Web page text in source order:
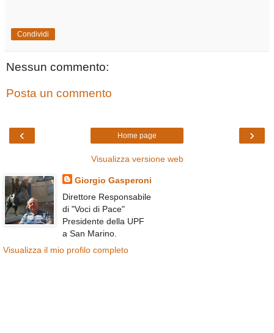
Condividi
Nessun commento:
Posta un commento
‹ ›
Home page
Visualizza versione web
Giorgio Gasperoni
Direttore Responsabile
di "Voci di Pace"
Presidente della UPF
a San Marino.
Visualizza il mio profilo completo